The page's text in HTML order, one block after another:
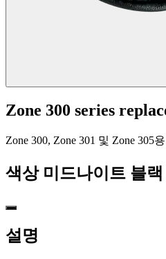
Zone 300 series
Zone 300, Zone 301 및 Zone 305
색상 미드나이트 블랙
설명